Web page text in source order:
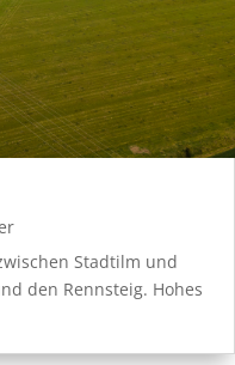
Stadtilm und
den Rennsteig. Hohes